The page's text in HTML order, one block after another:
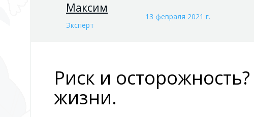
Максим
Эксперт
13 февраля 2021 г.
Риск и
жизни.